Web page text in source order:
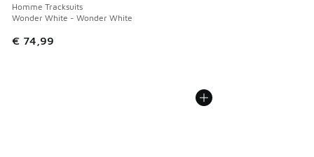
Homme Tracksuits
Wonder White - Wonder White
€ 74,99